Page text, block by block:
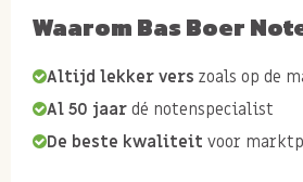
Waarom Bas Boer
Altijd lekker vers zoals op de
Al 50 jaar dé notenspecialist
De beste kwaliteit voor